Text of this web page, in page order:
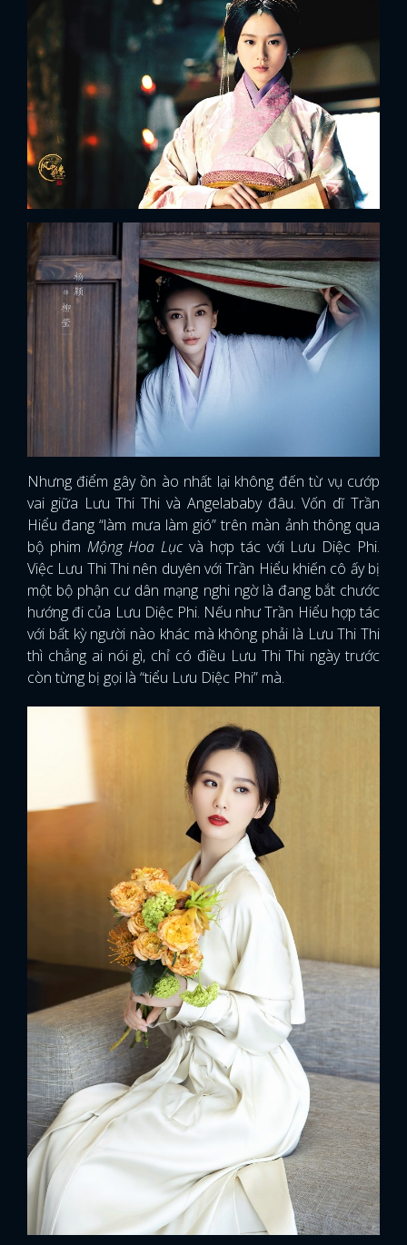
Nhưng điểm gây ồn ào nhất lại không đến từ vụ cướp
vai giữa Lưu Thi Thi và Angelababy đâu. Vốn dĩ Trần
Hiểu đang “làm mưa làm gió” trên màn ảnh thông qua
bộ phim Mộng Hoa Lụcvà hợp tác với Lưu Diệc Phi.
Việc Lưu Thi Thi nên duyên với Trần Hiểu khiến cô ấy bị
một bộ phận cư dân mạng nghi ngờ là đang bắt chước
hướng đi của Lưu Diệc Phi. Nếu như Trần Hiểu hợp tác
với bất kỳ người nào khác mà không phải là Lưu Thi Thi
thì chẳng ai nói gì, chỉ có điều Lưu Thi Thi ngày trước
còn từng bị gọi là “tiểu Lưu Diệc Phi” mà.